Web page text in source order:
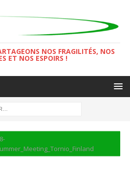
NOS FRAGILITÉS, NOS
ET NOS ESPOIRS !
8-